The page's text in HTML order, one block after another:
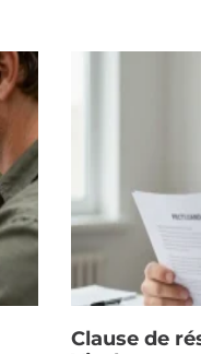
Clause de